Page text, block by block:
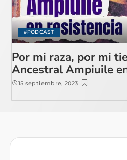
#PODCAST
Por mi raza, por mi
Ancestral Ampiuile
15 septiembre, 2023